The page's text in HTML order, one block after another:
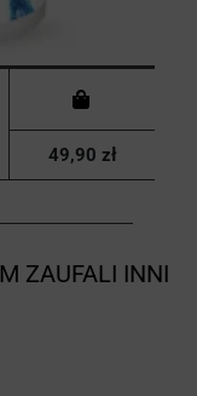
49,90 zł
ZAUFALI INNI